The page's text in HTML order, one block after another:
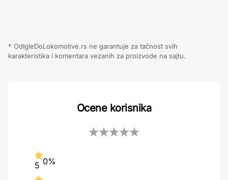
* OdIgleDoLokomotive.rs ne garantuje za tačnost svih
karakteristika i komentara vezanih za proizvode na sajtu.
Ocene korisnika
5 0%